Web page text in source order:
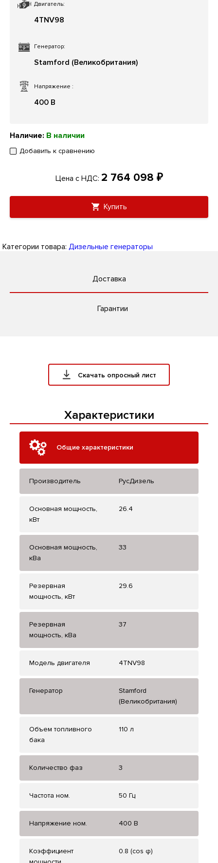
Двигатель:
4TNV98
Напряжение :
400 В
Генератор:
Stamford (Великобритания)
Наличие: В наличии
Добавить к сравнению
Цена с НДС: 2 764 098 ₽
Купить
Категории товара: Дизельные генераторы
Доставка
Гарантии
Скачать опросный лист
Характеристики
Общие характеристики
Производитель РусДизель
Основная мощность,
кВт
26.4
Основная мощность,
кВа
33
Резервная
мощность, кВт
29.6
Резервная
мощность, кВа
37
Модель двигателя 4TNV98
Генератор
Stamford
(Великобритания)
Объем топливного
бака
110 л
Количество фаз 3
Частота ном. 50 Гц
Напряжение ном. 400 В
Коэффициент
0.8 (cos φ)